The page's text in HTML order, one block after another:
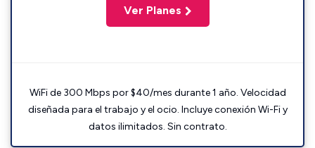
Ver Planes
WiFi de 300 Mbps por $40/mes durante 1 año. Velocidad
diseñada para el trabajo y el ocio. Incluye conexión Wi-Fi y
datos ilimitados. Sin contrato.